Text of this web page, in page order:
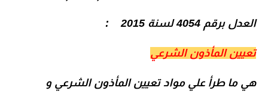
العدل برقم 4054 لسنة 2015 :
تعيين المأذون الشرعي
هي ما طرأ علي مواد تعيين المأذون الشرعي و